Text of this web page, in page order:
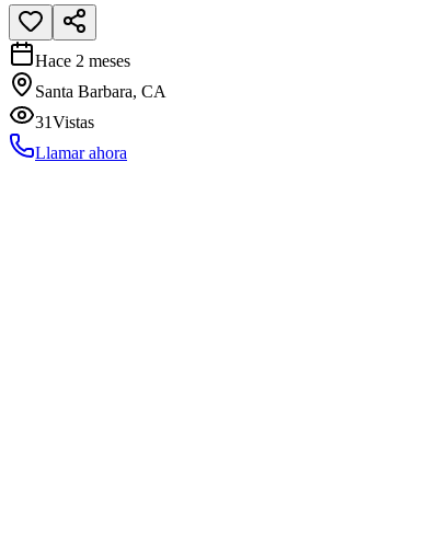
Hace 2 meses
Santa Barbara, CA
31Vistas
Llamar ahora